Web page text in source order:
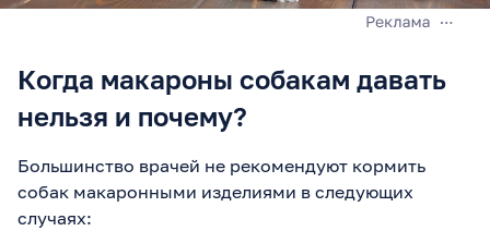
Когда макароны собакам давать
нельзя и почему?
Большинство врачей не рекомендуют кормить
собак макаронными изделиями в следующих
случаях: